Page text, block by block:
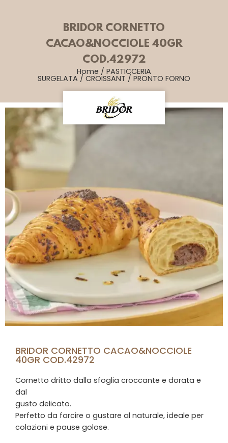
BRIDOR CORNETTO
CACAO&NOCCIOLE 40GR
COD.42972
Home / PASTICCERIA
SURGELATA / CROISSANT / PRONTO FORNO
BRIDOR CORNETTO CACAO&NOCCIOLE
40GR COD.42972
Cornetto dritto dalla sfoglia croccante e dorata e
dal
gusto delicato.
Perfetto da farcire o gustare al naturale, ideale per
colazioni e pause golose.